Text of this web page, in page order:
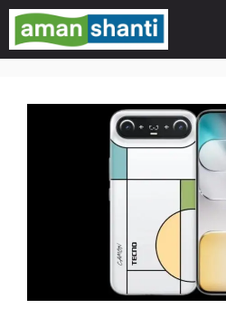
Skip
content